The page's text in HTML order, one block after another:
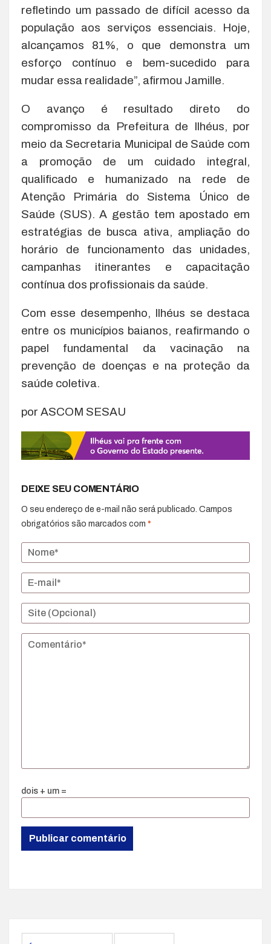
refletindo um passado de difícil acesso da
população aos serviços essenciais. Hoje,
alcançamos 81%, o que demonstra um
esforço contínuo e bem-sucedido para
mudar essa realidade”, afirmou Jamille.
O avanço é resultado direto do
compromisso da Prefeitura de Ilhéus, por
meio da Secretaria Municipal de Saúde com
a promoção de um cuidado integral,
qualificado e humanizado na rede de
Atenção Primária do Sistema Único de
Saúde (SUS). A gestão tem apostado em
estratégias de busca ativa, ampliação do
horário de funcionamento das unidades,
campanhas itinerantes e capacitação
contínua dos profissionais da saúde.
Com esse desempenho, Ilhéus se destaca
entre os municípios baianos, reafirmando o
papel fundamental da vacinação na
prevenção de doenças e na proteção da
saúde coletiva.
por ASCOM SESAU
DEIXE SEU COMENTÁRIO
O seu endereço de e-mail não será publicado. Campos
obrigatórios são marcados com *
dois + um =